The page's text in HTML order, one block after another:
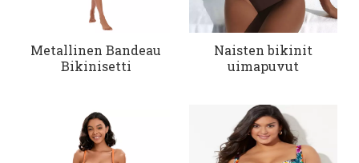
Metallinen Bandeau
Bikinisetti
Naisten bikinit
uimapuvut